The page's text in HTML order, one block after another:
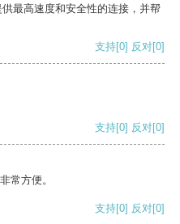
最高速度和安全性的连接，并帮
支持[0] 反对[0]
支持[0] 反对[0]
常方便。
支持[0] 反对[0]